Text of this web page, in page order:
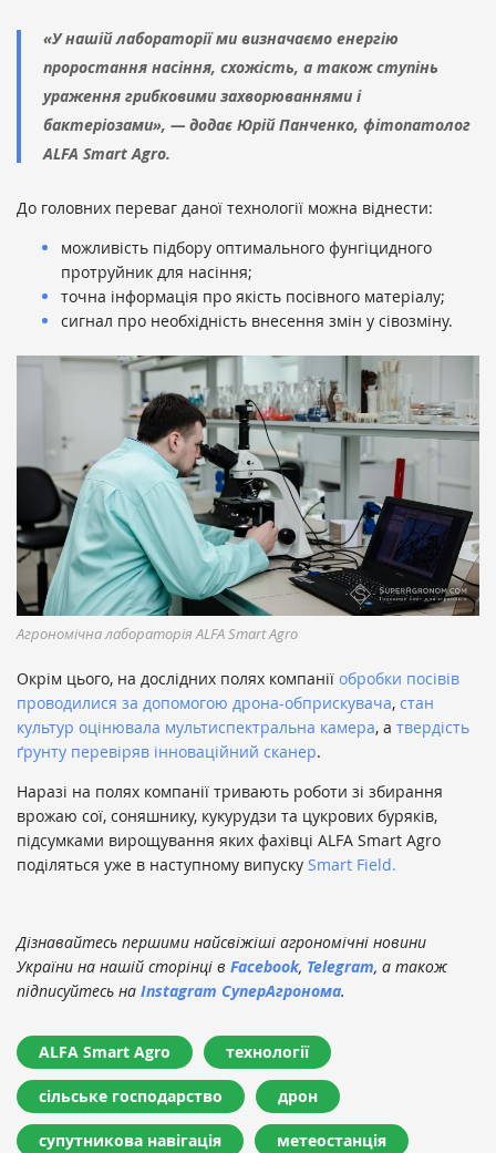
«У нашій лабораторії ми визначаємо енергію
проростання насіння, схожість, а також ступінь
ураження грибковими захворюваннями і
бактеріозами», — додає Юрій Панченко, фітопатолог
ALFA Smart Agro.
До головних переваг даної технології можна віднести:
можливість підбору оптимального фунгіцидного
протруйник для насіння;
точна інформація про якість посівного матеріалу;
сигнал про необхідність внесення змін у сівозміну.
Агрономічна лабораторія ALFA Smart Agro
Окрім цього, на дослідних полях компанії обробки посівів
проводилися за допомогою дрона-обприскувача, стан
культур оцінювала мультиспектральна камера, а твердість
ґрунту перевіряв інноваційний сканер.
Наразі на полях компанії тривають роботи зі збирання
врожаю сої, соняшнику, кукурудзи та цукрових буряків,
підсумками вирощування яких фахівці ALFA Smart Agro
поділяться уже в наступному випуску Smart Field.
Дізнавайтесь першими найсвіжіші агрономічні новини
України на нашій сторінці в Facebook, Telegram, а також
підписуйтесь на Instagram СуперАгронома.
ALFA Smart Agro технології
сільське господарство дрон
супутникова навігація метеостанція